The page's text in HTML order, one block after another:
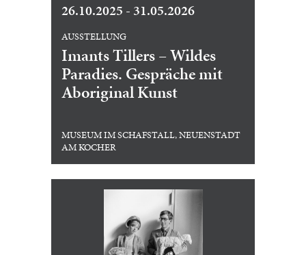
26.10.2025 - 31.05.2026
AUSSTELLUNG
Imants Tillers – Wildes
Paradies. Gespräche mit
Aboriginal Kunst
MUSEUM IM SCHAFSTALL, NEUENSTADT
AM KOCHER